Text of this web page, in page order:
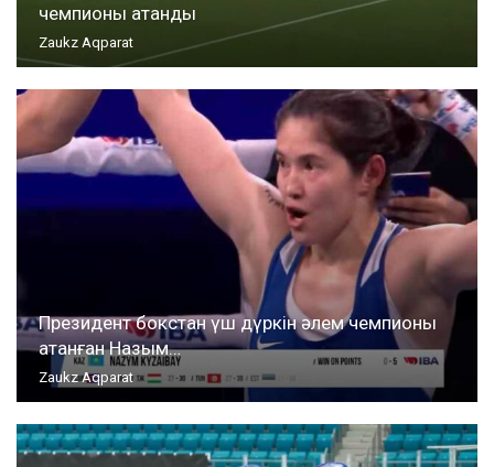
чемпионы атанды
Zaukz Aqparat
Президент бокстан үш дүркін әлем чемпионы
атанған Назым…
Zaukz Aqparat